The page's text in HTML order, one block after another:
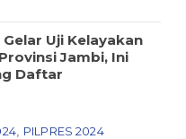
Gelar Uji Kelayakan
Jambi, Ini
Daftar
, PILPRES 2024